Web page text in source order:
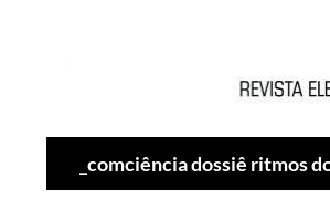
_comciência dossiê ritmos